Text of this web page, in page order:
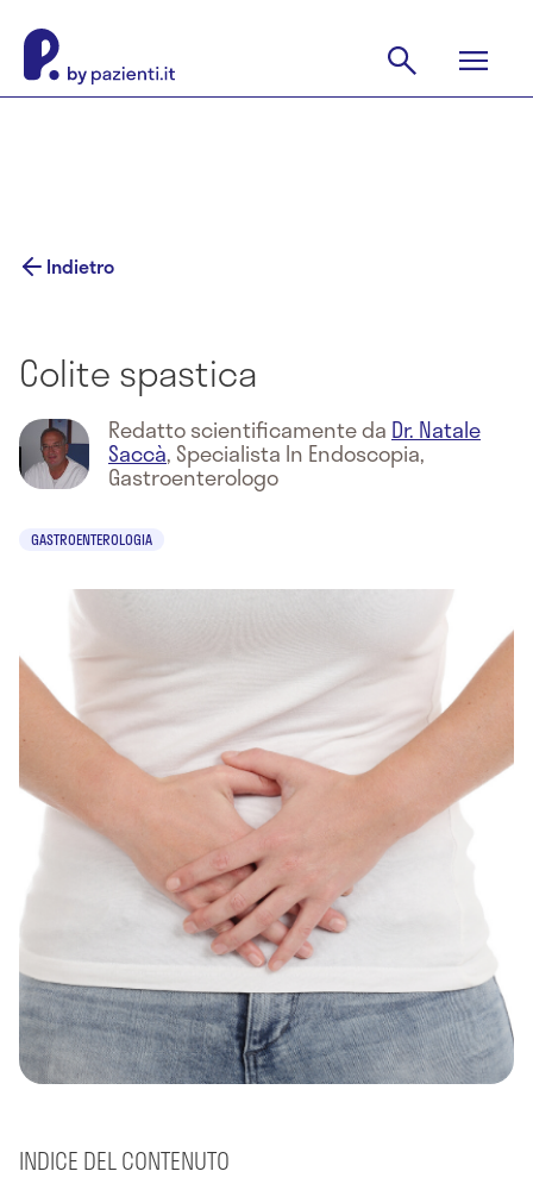
Indietro
Colite spastica
Redatto scientificamente da Dr. Natale
Saccà, Specialista In Endoscopia,
Gastroenterologo
GASTROENTEROLOGIA
INDICE DEL CONTENUTO